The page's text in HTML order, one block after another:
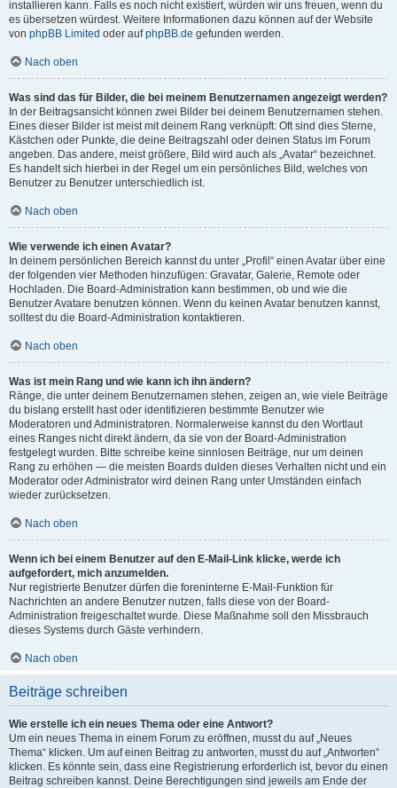
installieren kann. Falls es noch nicht existiert, würden wir uns freuen, wenn du
es übersetzen würdest. Weitere Informationen dazu können auf der Website
von phpBB Limited oder aufphpBB.de gefunden werden.
Nach oben
Was sind das für Bilder, die bei meinem Benutzernamen angezeigt werden?
In der Beitragsansicht können zwei Bilder bei deinem Benutzernamen stehen.
Eines dieser Bilder ist meist mit deinem Rang verknüpft: Oft sind dies Sterne,
Kästchen oder Punkte, die deine Beitragszahl oder deinen Status im Forum
angeben. Das andere, meist größere, Bild wird auch als „Avatar“ bezeichnet.
Es handelt sich hierbei in der Regel um ein persönliches Bild, welches von
Benutzer zu Benutzer unterschiedlich ist.
Nach oben
Wie verwende ich einen Avatar?
In deinem persönlichen Bereich kannst du unter „Profil“ einen Avatar über eine
der folgenden vier Methoden hinzufügen: Gravatar, Galerie, Remote oder
Hochladen. Die Board-Administration kann bestimmen, ob und wie die
Benutzer Avatare benutzen können. Wenn du keinen Avatar benutzen kannst,
solltest du die Board-Administration kontaktieren.
Nach oben
Was ist mein Rang und wie kann ich ihn ändern?
Ränge, die unter deinem Benutzernamen stehen, zeigen an, wie viele Beiträge
du bislang erstellt hast oder identifizieren bestimmte Benutzer wie
Moderatoren und Administratoren. Normalerweise kannst du den Wortlaut
eines Ranges nicht direkt ändern, da sie von der Board-Administration
festgelegt wurden. Bitte schreibe keine sinnlosen Beiträge, nur um deinen
Rang zu erhöhen — die meisten Boards dulden dieses Verhalten nicht und ein
Moderator oder Administrator wird deinen Rang unter Umständen einfach
wieder zurücksetzen.
Nach oben
Wenn ich bei einem Benutzer auf den E-Mail-Link klicke, werde ich
aufgefordert, mich anzumelden.
Nur registrierte Benutzer dürfen die foreninterne E-Mail-Funktion für
Nachrichten an andere Benutzer nutzen, falls diese von der Board-
Administration freigeschaltet wurde. Diese Maßnahme soll den Missbrauch
dieses Systems durch Gäste verhindern.
Nach oben
Beiträge schreiben
Wie erstelle ich ein neues Thema oder eine Antwort?
Um ein neues Thema in einem Forum zu eröffnen, musst du auf „Neues
Thema“ klicken. Um auf einen Beitrag zu antworten, musst du auf „Antworten“
klicken. Es könnte sein, dass eine Registrierung erforderlich ist, bevor du einen
Beitrag schreiben kannst. Deine Berechtigungen sind jeweils am Ende der